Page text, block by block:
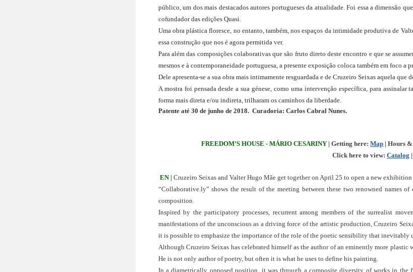
público, um dos mais destacados autores portugueses da atualidade. Foi essa a dimensão
cofundador das edições Quasi.
Uma obra plástica floresce, no entanto, também, nos espaços da intimidade produtiva de
essa construção que nos é agora permitida ver.
Para além das composições colaborativas que são fruto direto deste encontro e que se
mesmos e à contemporaneidade portuguesa, a presente exposição coloca também em foco
Dele apresenta-se a sua obra mais intimamente resguardada e de Cruzeiro Seixas aquela
A mostra foi pensada desde a sua génese, como uma intervenção específica, para
forma mais direta e/ou indireta, trilharam os caminhos da liberdade.
Patente até 30 de junho de 2018. Curadoria: Carlos Cabral Nunes.
FREEDOM’S HOUSE - MÁRIO CESARINY | Getting here: Map | Hours
Click here to view: Catalog |
EN | Cruzeiro Seixas and Valter Hugo Mãe get together on April 25 to open a new exhibition
“Collaborative.ly” shows the result of the meeting between these two renowned
composition.
Inspired by the participatory processes, recurrent among members of the surrealist
manifestations of the unconscious as a driving force of the artistic production, Cruzeiro
it is possible to emphasize the importance of the role of the poetic sensibility that inevitably
Although Cruzeiro Seixas has celebrated himself as the author of an eminently more
He is not only author of poetry, but often it is what he uses to define his painting.
In a diametrically opposed position, it was through a composite diversity of works in